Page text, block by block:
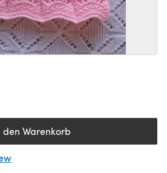
den Warenkorb